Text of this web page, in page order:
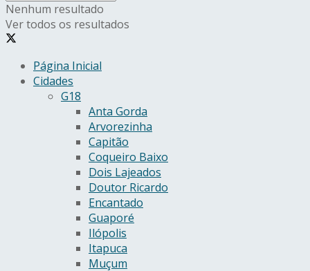
Nenhum resultado
Ver todos os resultados
Página Inicial
Cidades
G18
Anta Gorda
Arvorezinha
Capitão
Coqueiro Baixo
Dois Lajeados
Doutor Ricardo
Encantado
Guaporé
Ilópolis
Itapuca
Muçum